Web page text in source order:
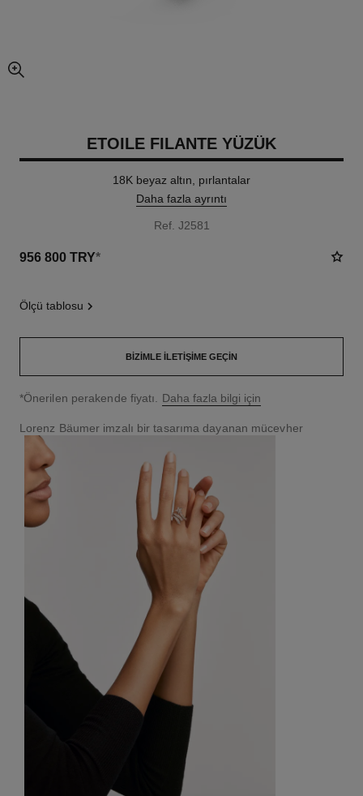
resmin büyütülmüş görünümü
ETOILE FILANTE YÜZÜK
18K beyaz altın, pırlantalar
Daha fazla ayrıntı
Ref. J2581
956 800 TRY*
ölçü tablosu
BIZIMLE İLETIŞIME GEÇIN
↩
*Önerilen perakende fiyatı. Daha fazla bilgi için
Lorenz Bäumer imzalı bir tasarıma dayanan mücevher